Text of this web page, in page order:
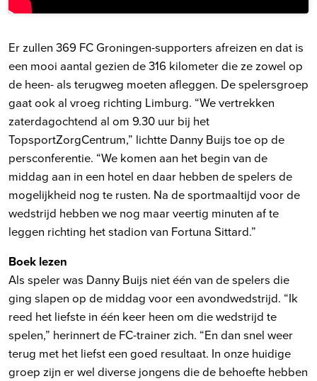
Er zullen 369 FC Groningen-supporters afreizen en dat is
een mooi aantal gezien de 316 kilometer die ze zowel op
de heen- als terugweg moeten afleggen. De spelersgroep
gaat ook al vroeg richting Limburg. “We vertrekken
zaterdagochtend al om 9.30 uur bij het
TopsportZorgCentrum,” lichtte Danny Buijs toe op de
persconferentie. “We komen aan het begin van de
middag aan in een hotel en daar hebben de spelers de
mogelijkheid nog te rusten. Na de sportmaaltijd voor de
wedstrijd hebben we nog maar veertig minuten af te
leggen richting het stadion van Fortuna Sittard.”
Boek lezen
Als speler was Danny Buijs niet één van de spelers die
ging slapen op de middag voor een avondwedstrijd. “Ik
reed het liefste in één keer heen om die wedstrijd te
spelen,” herinnert de FC-trainer zich. “En dan snel weer
terug met het liefst een goed resultaat. In onze huidige
groep zijn er wel diverse jongens die de behoefte hebben